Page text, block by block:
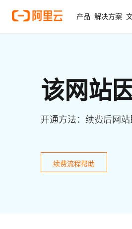
产品 解决方案
该网站
开通方法：续费后网
续费流程帮助